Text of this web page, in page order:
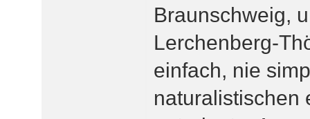
Braunschweig,
Lerchenberg-
einfach, nie
naturalistischen